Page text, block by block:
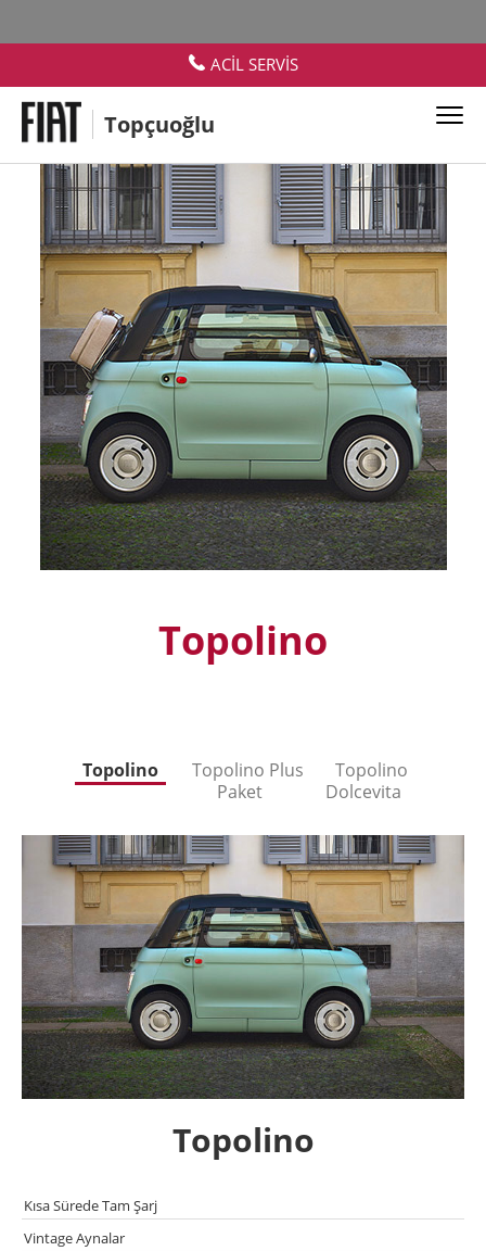
ACİL SERVİS
Topçuoğlu
Topolino
Topolino
Topolino Plus
Paket
Topolino
Dolcevita
Topolino
Kısa Sürede Tam Şarj
Vintage Aynalar